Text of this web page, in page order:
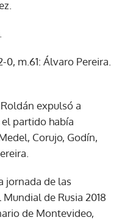
0, m.61: Álvaro Pereira.
expulsó a
partido había
Corujo, Godín,
jornada de las
de Rusia 2018
de Montevideo,